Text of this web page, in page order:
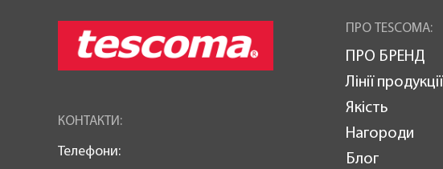
КОНТАКТИ:
Телефони:
ПРО TESCOMA:
ПРО БРЕНД
Лінії продукції
Якість
Нагороди
Блог